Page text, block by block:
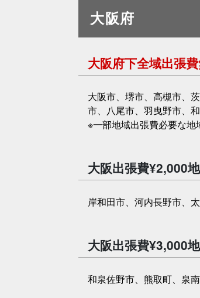
大阪府
大阪府下全域出張
大阪市、堺市、高槻市、
市、八尾市、羽曳野市、
※一部地域出張費必要な地
大阪出張費¥2,000
岸和田市、河内長野市、
大阪出張費¥3,000
和泉佐野市、熊取町、泉